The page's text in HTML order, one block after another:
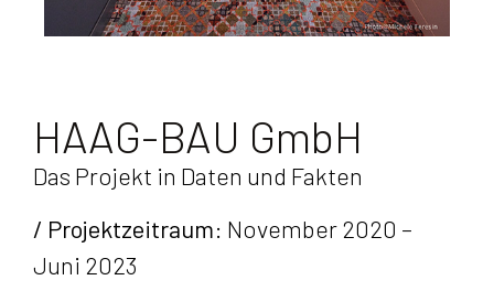
HAAG-BAU GmbH
Das Projekt in Daten und Fakten
/ Projektzeitraum: November 2020 –
Juni 2023